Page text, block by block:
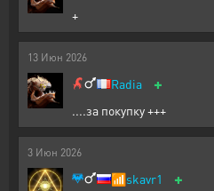
+
13 Июн 2026
Radia +
....за покупку +++
3 Июн 2026
📶skavr1 +